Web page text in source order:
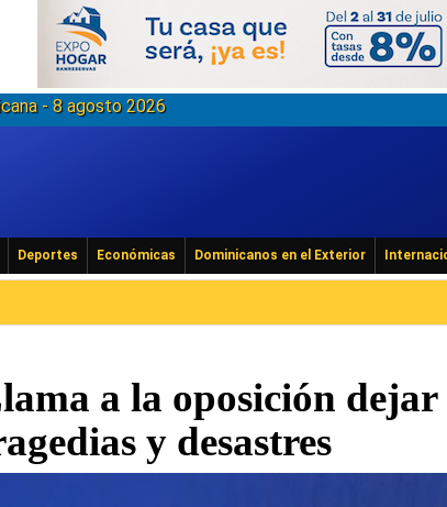
- 8 agosto 2026
Deportes Económicas Dominicanos en el Exterior
a la oposición
y desastres